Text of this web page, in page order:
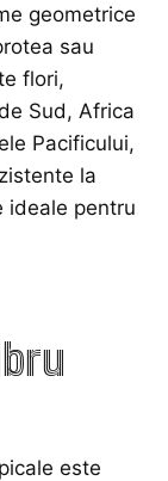
geometrice
sau
flori,
Sud, Africa
Pacificului,
la
ideale pentru
este